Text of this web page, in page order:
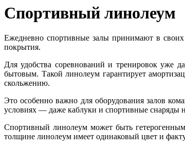
Спортивный линолеум
Ежедневно спортивные залы принимают в своих
покрытия.
Для удобства соревнований и тренировок уже
бытовым. Такой линолеум гарантирует
скольжению.
Это особенно важно для оборудования залов
условиях — даже каблуки и спортивные снаряды
Спортивный линолеум может быть
толщине линолеум имеет одинаковый цвет и